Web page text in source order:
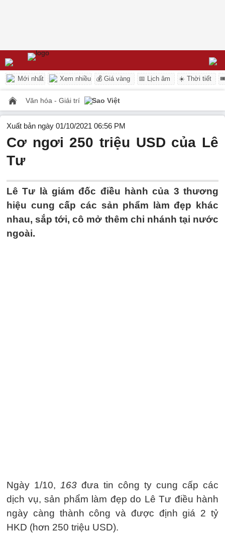
Mới nhất Xem nhiều 💰 Giá vàng 📅 Lịch âm ☀️ Thời tiết
Văn hóa - Giải trí Sao Việt
Xuất bản ngày 01/10/2021 06:56 PM
Cơ ngơi 250 triệu USD của Lê
Tư
Lê Tư là giám đốc điều hành của 3 thương
hiệu cung cấp các sản phẩm làm đẹp khác
nhau, sắp tới, cô mở thêm chi nhánh tại nước
ngoài.
Ngày 1/10, 163 đưa tin công ty cung cấp các
dịch vụ, sản phẩm làm đẹp do Lê Tư điều hành
ngày càng thành công và được định giá 2 tỷ
HKD (hơn 250 triệu USD).